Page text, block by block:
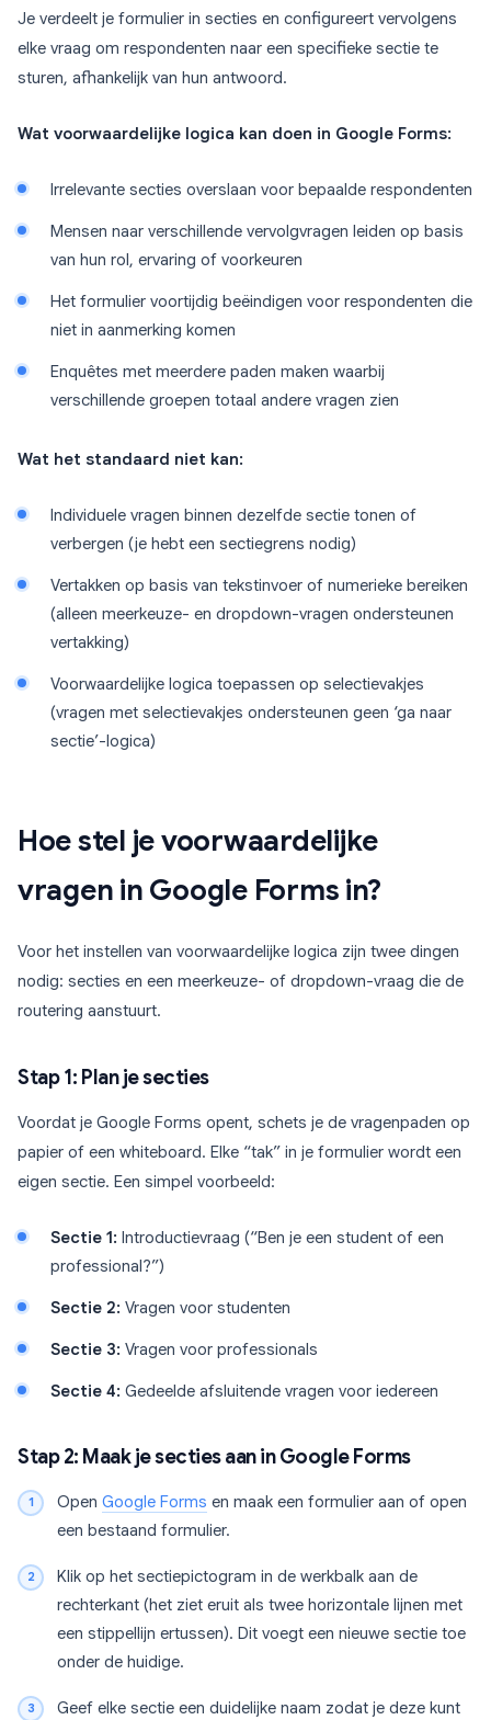
Je verdeelt je formulier in secties en configureert vervolgens
elke vraag om respondenten naar een specifieke sectie te
sturen, afhankelijk van hun antwoord.
Wat voorwaardelijke logica kan doen in Google Forms:
Irrelevante secties overslaan voor bepaalde respondenten
Mensen naar verschillende vervolgvragen leiden op basis
van hun rol, ervaring of voorkeuren
Het formulier voortijdig beëindigen voor respondenten die
niet in aanmerking komen
Enquêtes met meerdere paden maken waarbij
verschillende groepen totaal andere vragen zien
Wat het standaard niet kan:
Individuele vragen binnen dezelfde sectie tonen of
verbergen (je hebt een sectiegrens nodig)
Vertakken op basis van tekstinvoer of numerieke bereiken
(alleen meerkeuze- en dropdown-vragen ondersteunen
vertakking)
Voorwaardelijke logica toepassen op selectievakjes
(vragen met selectievakjes ondersteunen geen ‘ga naar
sectie’-logica)
Hoe stel je voorwaardelijke
vragen in Google Forms in?
Voor het instellen van voorwaardelijke logica zijn twee dingen
nodig: secties en een meerkeuze- of dropdown-vraag die de
routering aanstuurt.
Stap 1: Plan je secties
Voordat je Google Forms opent, schets je de vragenpaden op
papier of een whiteboard. Elke “tak” in je formulier wordt een
eigen sectie. Een simpel voorbeeld:
Sectie 1: Introductievraag (“Ben je een student of een
professional?”)
Sectie 2: Vragen voor studenten
Sectie 3: Vragen voor professionals
Sectie 4: Gedeelde afsluitende vragen voor iedereen
Stap 2: Maak je secties aan in Google Forms
Open Google Forms en maak een formulier aan of open
een bestaand formulier.
Klik op het sectiepictogram in de werkbalk aan de
rechterkant (het ziet eruit als twee horizontale lijnen met
een stippellijn ertussen). Dit voegt een nieuwe sectie toe
onder de huidige.
Geef elke sectie een duidelijke naam zodat je deze kunt